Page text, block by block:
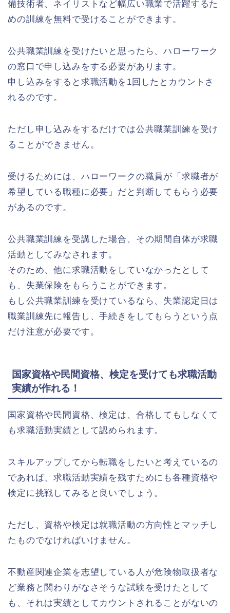
備技術者、ネイリストなど幅広い職業で活躍するた
めの訓練を無料で受けることができます。
公共職業訓練を受けたいと思ったら、ハローワーク
の窓口で申し込みをする必要があります。
申し込みをすると求職活動を1回したとカウントさ
れるのです。
ただし申し込みをするだけでは公共職業訓練を受け
ることができません。
受けるためには、ハローワークの職員が「求職者が
希望している職種に必要」だと判断してもらう必要
があるのです。
公共職業訓練を受講した場合、その期間自体が求職
活動としてみなされます。
そのため、他に求職活動をしていなかったとして
も、失業保険をもらうことができます。
もし公共職業訓練を受けているなら、失業認定日は
職業訓練先に報告し、手続きをしてもらうという点
だけ注意が必要です。
国家資格や民間資格、検定を受けても求職活動
実績が作れる！
国家資格や民間資格、検定は、合格してもしなくて
も求職活動実績として認められます。
スキルアップしてから転職をしたいと考えているの
であれば、求職活動実績を残すためにも各種資格や
検定に挑戦してみると良いでしょう。
ただし、資格や検定は就職活動の方向性とマッチし
たものでなければいけません。
不動産関連企業を志望している人が危険物取扱者な
ど業務と関わりがなさそうな試験を受けたとして
も、それは実績としてカウントされることがないの